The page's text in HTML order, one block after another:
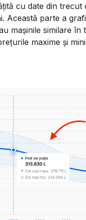
cu date din trecut
Această parte a
mașinile similare
maxime și